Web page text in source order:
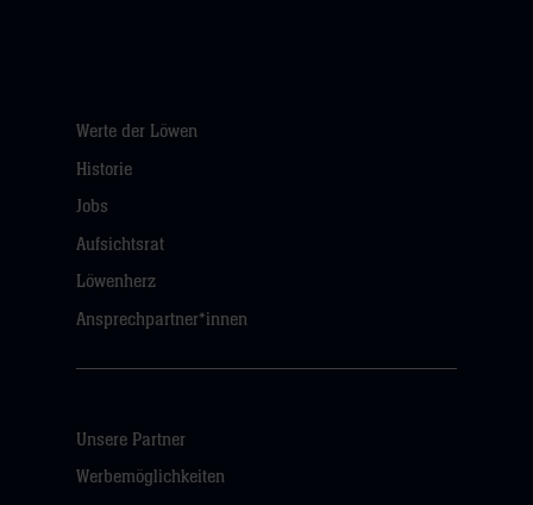
Werte der Löwen
Historie
Jobs
Aufsichtsrat
Löwenherz
Ansprechpartner*innen
Unsere Partner
Werbemöglichkeiten